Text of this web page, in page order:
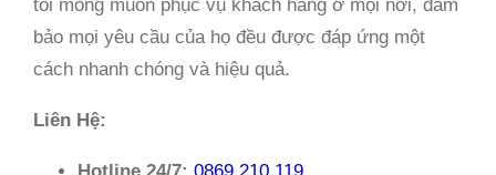
tôi mong muốn phục vụ khách hàng ở mọi nơi, đảm
bảo mọi yêu cầu của họ đều được đáp ứng một
cách nhanh chóng và hiệu quả.
Liên Hệ: